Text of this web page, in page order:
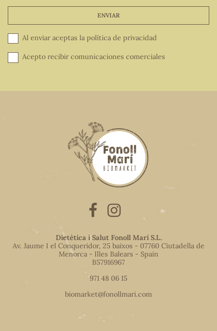
ENVIAR
Al enviar aceptas la política de privacidad
Acepto recibir comunicaciones comerciales
Dietètica i Salut Fonoll Marí S.L.
Av. Jaume I el Conqueridor, 25 baixos - 07760 Ciutadella de
Menorca - Illes Balears - Spain
B57916967
971 48 06 15
biomarket@fonollmari.com